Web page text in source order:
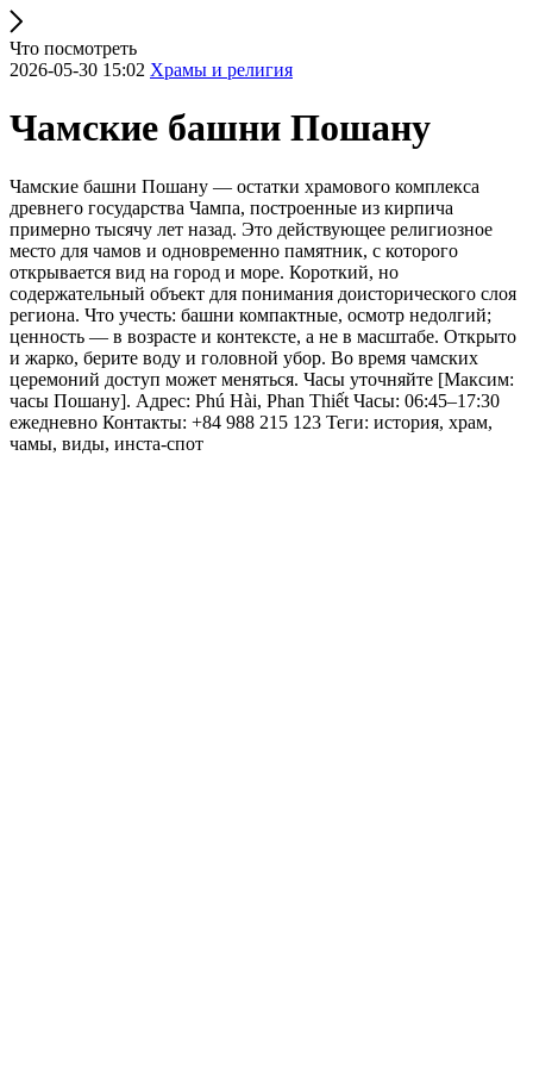
Что посмотреть
2026-05-30 15:02 Храмы и религия
Чамские башни Пошану
Чамские башни Пошану — остатки храмового комплекса
древнего государства Чампа, построенные из кирпича
примерно тысячу лет назад. Это действующее религиозное
место для чамов и одновременно памятник, с которого
открывается вид на город и море. Короткий, но
содержательный объект для понимания доисторического слоя
региона. Что учесть: башни компактные, осмотр недолгий;
ценность — в возрасте и контексте, а не в масштабе. Открыто
и жарко, берите воду и головной убор. Во время чамских
церемоний доступ может меняться. Часы уточняйте [Максим:
часы Пошану]. Адрес: Phú Hài, Phan Thiết Часы: 06:45–17:30
ежедневно Контакты: +84 988 215 123 Теги: история, храм,
чамы, виды, инста-спот